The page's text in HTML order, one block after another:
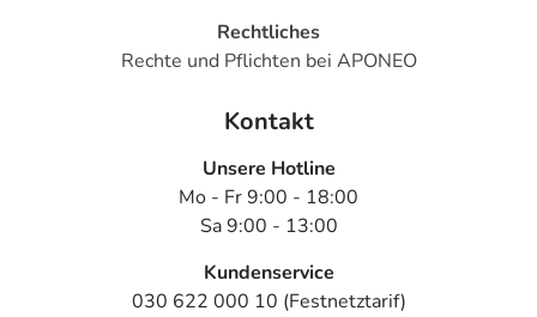
Rechtliches
Rechte und Pflichten bei APONEO
Kontakt
Unsere Hotline
Mo - Fr 9:00 - 18:00
Sa 9:00 - 13:00
Kundenservice
030 622 000 10 (Festnetztarif)